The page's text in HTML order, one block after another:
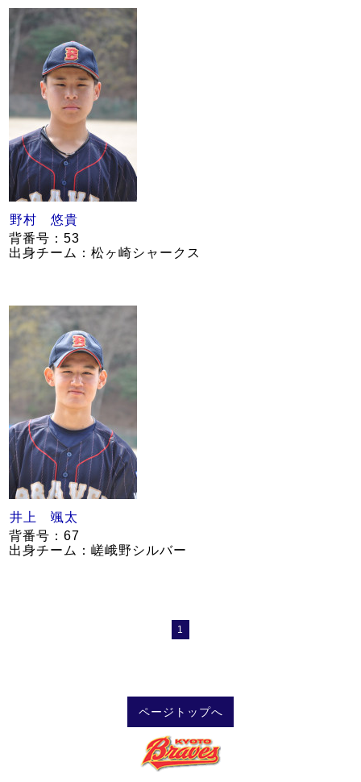
野村 悠貴
背番号：53
出身チーム：松ヶ崎シャークス
井上 颯太
背番号：67
出身チーム：嵯峨野シルバー
1
ページトップへ